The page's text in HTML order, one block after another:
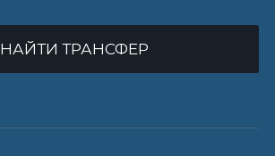
НАЙТИ ТРАНСФЕР